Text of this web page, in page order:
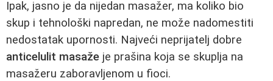
Ipak, jasno je da nijedan masažer, ma koliko bio
skup i tehnološki napredan, ne može nadomestiti
nedostatak upornosti. Najveći neprijatelj dobre
anticelulit masaže je prašina koja se skuplja na
masažeru zaboravljenom u fioci.